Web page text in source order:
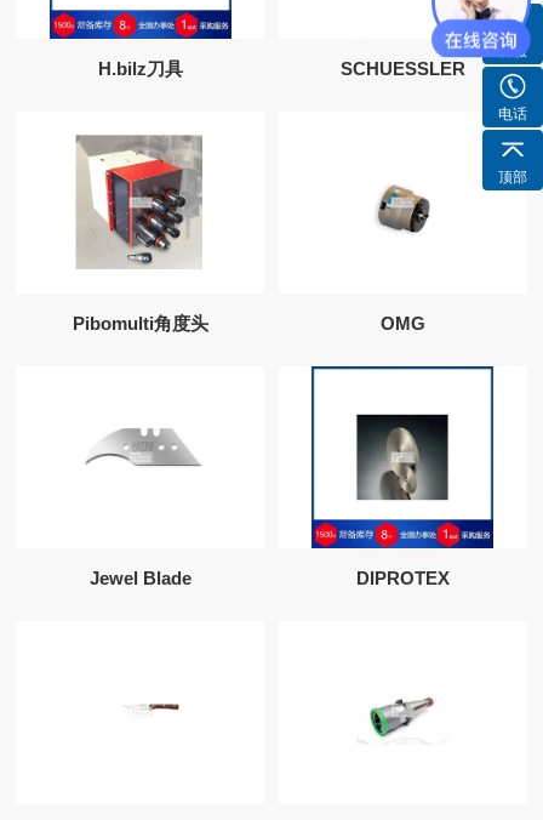
H.bilz刀具 SCHUESSLER
Pibomulti角度头 OMG
Jewel Blade DIPROTEX
客服
电话
顶部